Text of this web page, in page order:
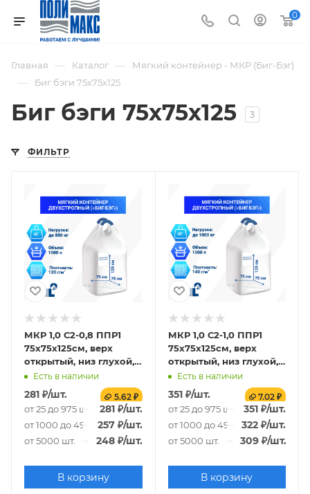
0
Главная — Каталог — Мягкий контейнер - МКР (Биг-Бэг)
— Биг бэги 75х75х125
Биг бэги 75х75х125 3
ФИЛЬТР
МКР 1,0 С2-0,8 ППР1
75х75х125см, верх
открытый, низ глухой,
120г/м2
Есть в наличии
281 ₽/шт. 5.62 ₽
от 25 до 975 шт. 281₽/шт.
от 1000 до 4975 шт.
257₽/шт.
от 5000 шт. 248 ₽/шт.
В корзину
МКР 1,0 С2-1,0 ППР1
75х75х125см, верх
открытый, низ глухой,
140г/м2
Есть в наличии
351₽/шт. 7.02 ₽
от 25 до 975 шт. 351 ₽/шт.
от 1000 до 4975 шт.
322 ₽/шт.
от 5000 шт. 309₽/шт.
В корзину